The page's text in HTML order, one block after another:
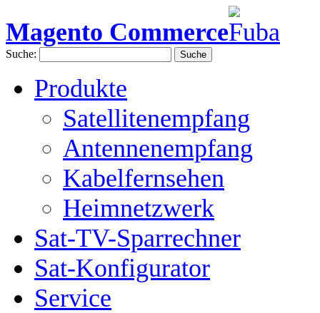
Magento Commerce
Suche: Suche
Produkte
Satellitenempfang
Antennenempfang
Kabelfernsehen
Heimnetzwerk
Sat-TV-Sparrechner
Sat-Konfigurator
Service